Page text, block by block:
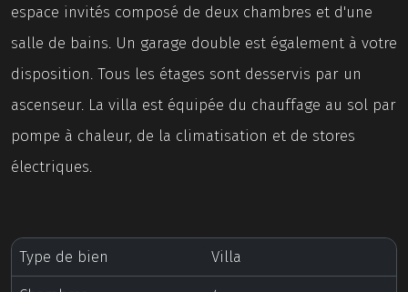
espace invités composé de deux chambres et d'une
salle de bains. Un garage double est également à votre
disposition. Tous les étages sont desservis par un
ascenseur. La villa est équipée du chauffage au sol par
pompe à chaleur, de la climatisation et de stores
électriques.
Type de bien
Villa